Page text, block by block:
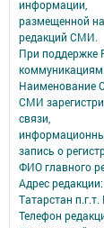
информации,
размещенной
редакций СМИ.
При поддержке
коммуникациям.
Наименование
СМИ
связи,
запись о
ФИО главного
Адрес
Татарстан
Телефон